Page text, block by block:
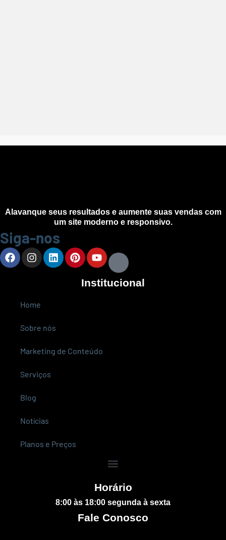
Alavanque seus resultados e aumente suas vendas com
um site moderno e responsivo.
Siga-nos
Institucional
Home
Sobre nós
Marketing de Conteúdo
Serviços
Blog
Notícias
Planos e Preços
Horário
8:00 às 18:00 segunda à sexta
Fale Conosco